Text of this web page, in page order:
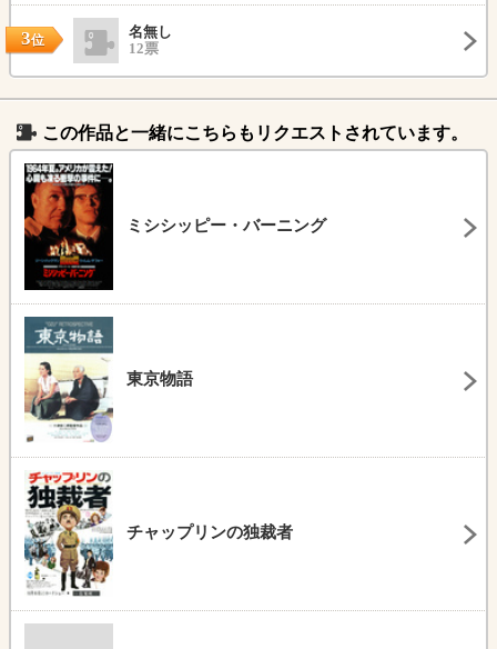
3位
名無し
12票
この作品と一緒にこちらもリクエストされています。
ミシシッピー・バーニング
東京物語
チャップリンの独裁者